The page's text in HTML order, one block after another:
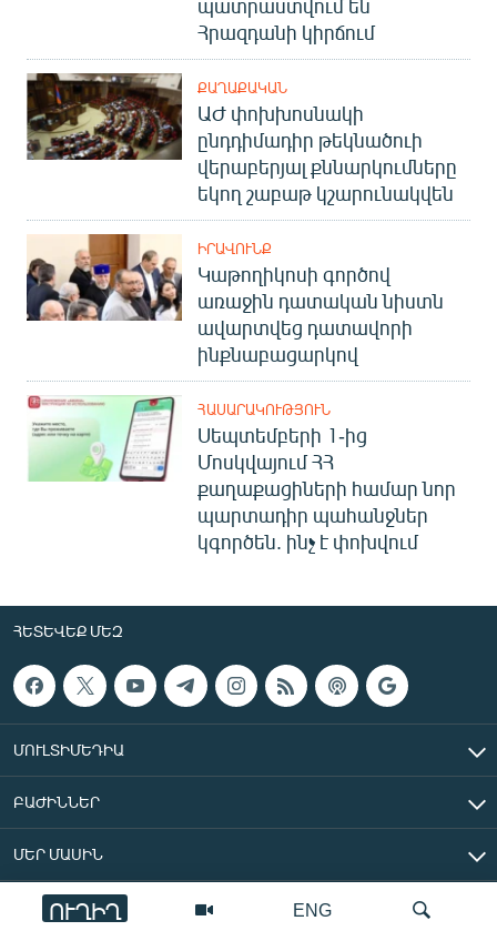
ENG
ՈՒՂԻՂ
պատրաստվում են
Հրազդանի կիրճում
ՔԱՂԱՔԱԿԱՆ
ԱԺ փոխխոսնակի
ընդդիմադիր թեկնածուի
վերաբերյալ քննարկումները
եկող շաբաթ կշարունակվեն
ԻՐԱՎՈՒՆՔ
Կաթողիկոսի գործով
առաջին դատական նիստն
ավարտվեց դատավորի
ինքնաբացարկով
ՀԱՍԱՐԱԿՈՒԹՅՈՒՆ
Սեպտեմբերի 1-ից
Մոսկվայում ՀՀ
քաղաքացիների համար նոր
պարտադիր պահանջներ
կգործեն. ինչ է փոխվում
ՀԵՏԵՎԵՔ ՄԵԶ
ՄՈՒԼՏԻՄԵԴԻԱ
ԲԱԺԻՆՆԵՐ
ՄԵՐ ՄԱՍԻՆ
«Ազատ Եվրոպա/Ազատություն» ռադիոկայան © 2026